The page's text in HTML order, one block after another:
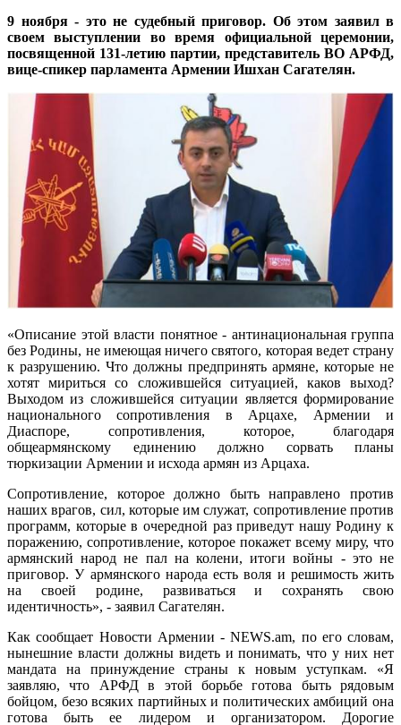
9 ноября - это не судебный приговор. Об этом заявил в
своем выступлении во время официальной церемонии,
посвященной 131-летию партии, представитель ВО АРФД,
вице-спикер парламента Армении Ишхан Сагателян.
«Описание этой власти понятное - антинациональная группа
без Родины, не имеющая ничего святого, которая ведет страну
к разрушению. Что должны предпринять армяне, которые не
хотят мириться со сложившейся ситуацией, каков выход?
Выходом из сложившейся ситуации является формирование
национального сопротивления в Арцахе, Армении и
Диаспоре, сопротивления, которое, благодаря
общеармянскому единению должно сорвать планы
тюркизации Армении и исхода армян из Арцаха.
Сопротивление, которое должно быть направлено против
наших врагов, сил, которые им служат, сопротивление против
программ, которые в очередной раз приведут нашу Родину к
поражению, сопротивление, которое покажет всему миру, что
армянский народ не пал на колени, итоги войны - это не
приговор. У армянского народа есть воля и решимость жить
на своей родине, развиваться и сохранять свою
идентичность», - заявил Сагателян.
Как сообщает Новости Армении - NEWS.am, по его словам,
нынешние власти должны видеть и понимать, что у них нет
мандата на принуждение страны к новым уступкам. «Я
заявляю, что АРФД в этой борьбе готова быть рядовым
бойцом, безо всяких партийных и политических амбиций она
готова быть ее лидером и организатором. Дорогие